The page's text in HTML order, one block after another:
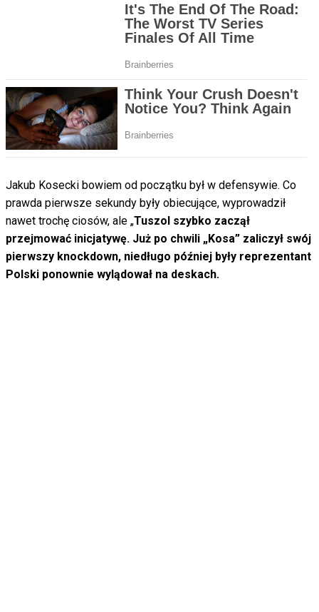
Jakub Kosecki bowiem od początku był w defensywie. Co
prawda pierwsze sekundy były obiecujące, wyprowadził
nawet trochę ciosów, ale „Tuszol szybko zaczął
przejmować inicjatywę. Już po chwili „Kosa” zaliczył swój
pierwszy knockdown, niedługo później były reprezentant
Polski ponownie wylądował na deskach.